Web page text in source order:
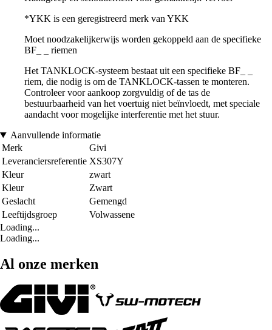
*YKK is een geregistreerd merk van YKK
Moet noodzakelijkerwijs worden gekoppeld aan de specifieke
BF_ _ riemen
Het TANKLOCK-systeem bestaat uit een specifieke BF_ _
riem, die nodig is om de TANKLOCK-tassen te monteren.
Controleer voor aankoop zorgvuldig of de tas de
bestuurbaarheid van het voertuig niet beïnvloedt, met speciale
aandacht voor mogelijke interferentie met het stuur.
Aanvullende informatie
Merk
Givi
Leveranciersreferentie XS307Y
Kleur
zwart
Kleur
Zwart
Geslacht
Gemengd
Leeftijdsgroep
Volwassene
Loading...
Loading...
Al onze merken